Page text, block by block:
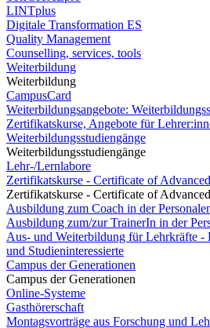
LINTplus
Digitale Transformation ES
Quality Management
Counselling, services, tools
Weiterbildung
Weiterbildung
CampusCard
Weiterbildungsangebote:
Zertifikatskurse, Angebote für
Weiterbildungsstudiengänge
Weiterbildungsstudiengänge
Lehr-/Lernlabore
Zertifikatskurse - Certificate of
Zertifikatskurse - Certificate of
Ausbildung zum Coach in der
Ausbildung zum/zur TrainerIn in der
Aus- und Weiterbildung für Lehrkräfte -
und Studieninteressierte
Campus der Generationen
Campus der Generationen
Online-Systeme
Gasthörerschaft
Montagsvorträge aus Forschung und